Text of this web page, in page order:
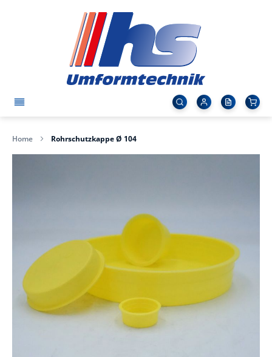
Home Rohrschutzkappe Ø 104